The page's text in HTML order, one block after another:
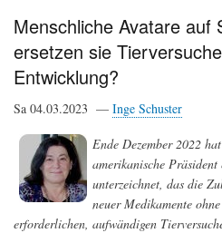
Menschliche Avatare auf
ersetzen sie
Entwicklung?
Sa 04.03.2023 — Inge Schuster
Ende Dezember 2022
amerikanische Präsident
unterzeichnet, das die
neuer Medikamente
erforderlichen, aufwändigen